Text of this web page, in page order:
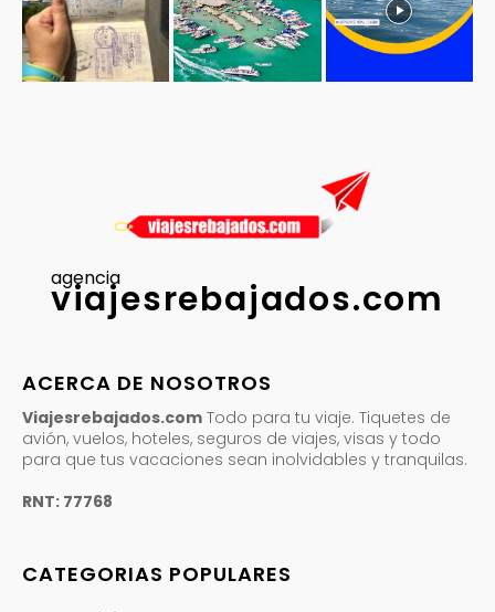
agencia
viajesrebajados.com
ACERCA DE NOSOTROS
Viajesrebajados.com Todo para tu viaje. Tiquetes de
avión, vuelos, hoteles, seguros de viajes, visas y todo
para que tus vacaciones sean inolvidables y tranquilas.
RNT: 77768
CATEGORIAS POPULARES